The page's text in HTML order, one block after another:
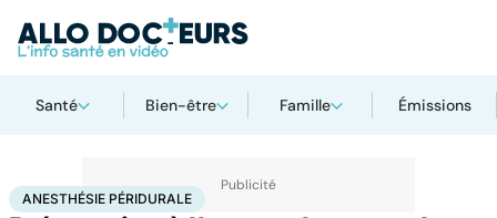
Santé Bien-être Famille Émissions
AccueilFamille GrossesseAnesthésie péridurale
ANESTHÉSIE PÉRIDURALE